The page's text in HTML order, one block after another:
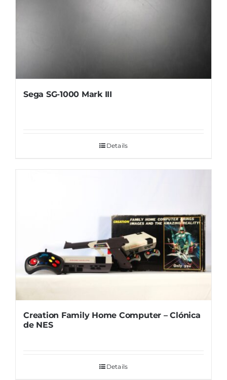
Sega SG-1000 Mark III
Details
Creation Family Home Computer – Clónica
de NES
Details